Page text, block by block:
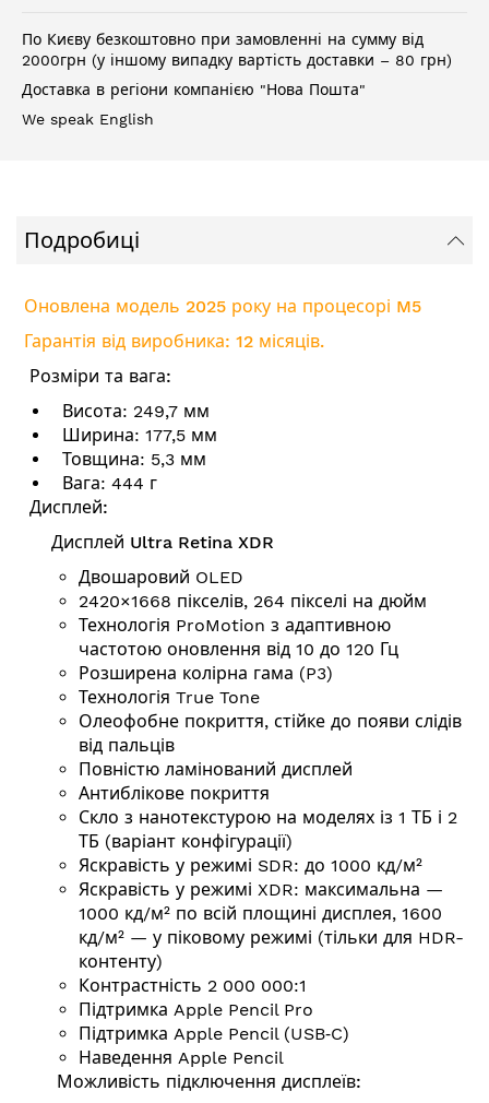
По Києву безкоштовно при замовленні на сумму від
2000грн (у іншому випадку вартість доставки – 80 грн)
Доставка в регіони компанією "Нова Пошта"
We speak English
Подробиці
Оновлена модель 2025 року на процесорі M5
Гарантія від виробника: 12 місяців.
Розміри та вага:
Висота: 249,7 мм
Ширина: 177,5 мм
Товщина: 5,3 мм
Вага: 444 г
Дисплей:
Дисплей Ultra Retina XDR
Двошаровий OLED
2420×1668 пікселів, 264 пікселі на дюйм
Технологія ProMotion з адаптивною
частотою оновлення від 10 до 120 Гц
Розширена колірна гама (P3)
Технологія True Tone
Олеофобне покриття, стійке до появи слідів
від пальців
Повністю ламінований дисплей
Антиблікове покриття
Скло з нанотекстурою на моделях із 1 ТБ і 2
ТБ (варіант конфігурації)
Яскравість у режимі SDR: до 1000 кд/м²
Яскравість у режимі XDR: макси­маль­на —
1000 кд/м² по всій площині дисплея, 1600
кд/м² — у піковому режимі (тільки для HDR-
контенту)
Контрастність 2 000 000:1
Підтримка Apple Pencil Pro
Підтримка Apple Pencil (USB‑C)
Наведення Apple Pencil
Можливість підключення дисплеїв: